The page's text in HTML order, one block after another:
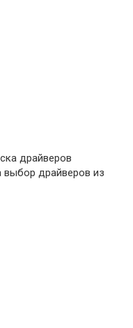
драйверов
выбор драйверов из